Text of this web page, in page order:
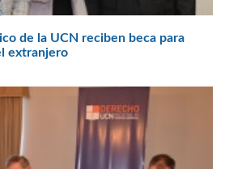
de la UCN reciben beca para
extranjero